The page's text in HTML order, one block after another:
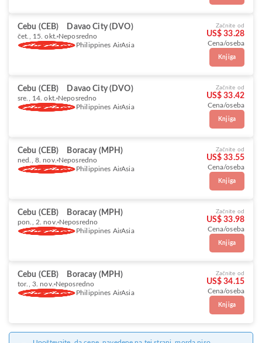
Cebu (CEB) Davao City (DVO)
čet., 15. okt. Neposredno
Philippines AirAsia
Začnite od
US$ 33.28
Cena/oseba
Knjiga
Cebu (CEB) Davao City (DVO)
sre., 14. okt. Neposredno
Philippines AirAsia
Začnite od
US$ 33.42
Cena/oseba
Knjiga
Cebu (CEB) Boracay (MPH)
ned., 8. nov. Neposredno
Philippines AirAsia
Začnite od
US$ 33.55
Cena/oseba
Knjiga
Cebu (CEB) Boracay (MPH)
pon., 2. nov. Neposredno
Philippines AirAsia
Začnite od
US$ 33.98
Cena/oseba
Knjiga
Cebu (CEB) Boracay (MPH)
tor., 3. nov. Neposredno
Philippines AirAsia
Začnite od
US$ 34.15
Cena/oseba
Knjiga